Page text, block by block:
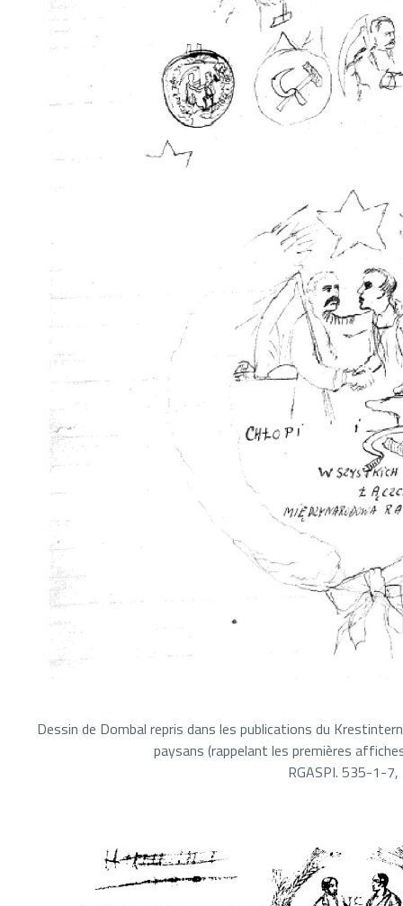
Dessin de Dombal repris dans les publications du
paysans (rappelant les premières
RGASPI. 535-1-